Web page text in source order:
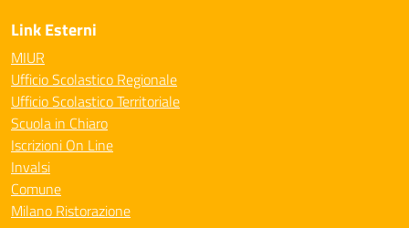
Link Esterni
MIUR
Ufficio Scolastico Regionale
Ufficio Scolastico Territoriale
Scuola in Chiaro
Iscrizioni On Line
Invalsi
Comune
Milano Ristorazione